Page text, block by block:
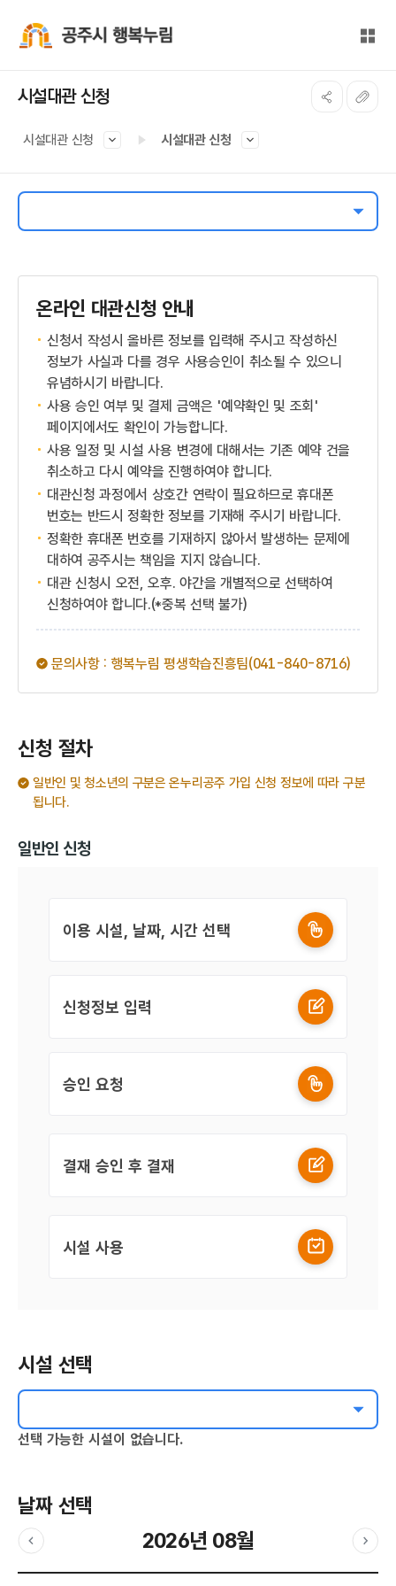
전체
시설대관 신청
시설대관 신청 시설대관 신청
온라인 대관신청 안내
신청서 작성시 올바른 정보를 입력해 주시고 작성하신
정보가 사실과 다를 경우 사용승인이 취소될 수 있으니
유념하시기 바랍니다.
사용 승인 여부 및 결제 금액은 '예약확인 및 조회'
페이지에서도 확인이 가능합니다.
사용 일정 및 시설 사용 변경에 대해서는 기존 예약 건을
취소하고 다시 예약을 진행하여야 합니다.
대관신청 과정에서 상호간 연락이 필요하므로 휴대폰
번호는 반드시 정확한 정보를 기재해 주시기 바랍니다.
정확한 휴대폰 번호를 기재하지 않아서 발생하는 문제에
대하여 공주시는 책임을 지지 않습니다.
대관 신청시 오전, 오후. 야간을 개별적으로 선택하여
신청하여야 합니다.(*중복 선택 불가)
문의사항 : 행복누림 평생학습진흥팀(041-840-8716)
신청 절차
일반인 및 청소년의 구분은 온누리공주 가입 신청 정보에 따라 구분
됩니다.
일반인 신청
이용 시설, 날짜, 시간 선택
신청정보 입력
승인 요청
결재 승인 후 결재
시설 사용
시설 선택
선택 가능한 시설이 없습니다.
날짜 선택
이전달 2026년 08월
다음
날짜 선택 달력입니다.